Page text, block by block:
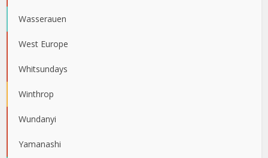
Wasserauen
West Europe
Whitsundays
Winthrop
Wundanyi
Yamanashi